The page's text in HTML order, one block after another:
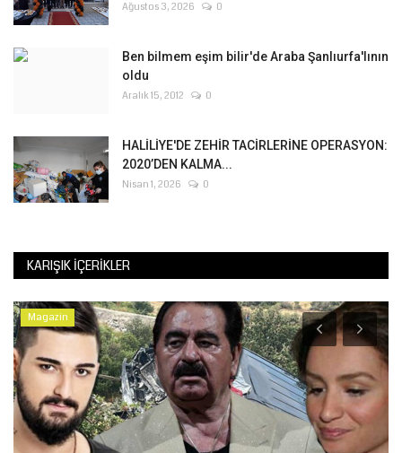
Ağustos 3, 2026 0
Ben bilmem eşim bilir'de Araba Şanlıurfa'lının
oldu
Aralık 15, 2012 0
HALİLİYE'DE ZEHİR TACİRLERİNE OPERASYON:
2020’DEN KALMA...
Nisan 1, 2026 0
KARIŞIK İÇERIKLER
Magazin